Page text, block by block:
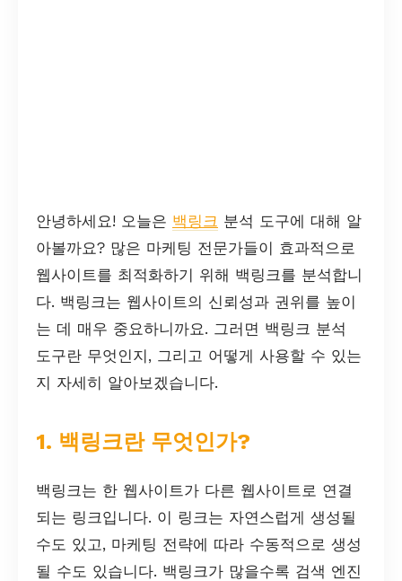
안녕하세요! 오늘은 백링크 분석 도구에 대해 알
아볼까요? 많은 마케팅 전문가들이 효과적으로
웹사이트를 최적화하기 위해 백링크를 분석합니
다. 백링크는 웹사이트의 신뢰성과 권위를 높이
는 데 매우 중요하니까요. 그러면 백링크 분석
도구란 무엇인지, 그리고 어떻게 사용할 수 있는
지 자세히 알아보겠습니다.
1. 백링크란 무엇인가?
백링크는 한 웹사이트가 다른 웹사이트로 연결
되는 링크입니다. 이 링크는 자연스럽게 생성될
수도 있고, 마케팅 전략에 따라 수동적으로 생성
될 수도 있습니다. 백링크가 많을수록 검색 엔진